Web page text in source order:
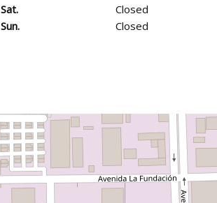
Sat.
Closed
Sun.
Closed